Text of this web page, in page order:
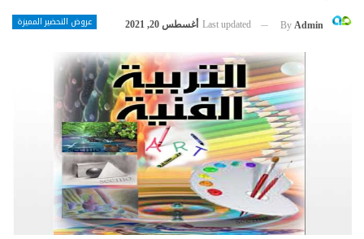
عروض التحضير المميزة By Admin
Last updated أغسطس 20, 2021